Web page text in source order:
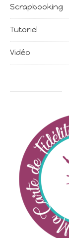
Scrapbooking
Tutoriel
Vidéo